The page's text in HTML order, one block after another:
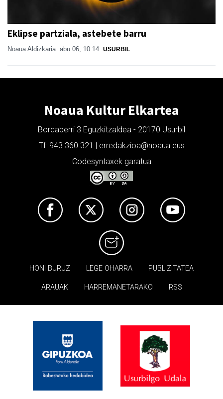
Eklipse partziala, astebete barru
Noaua Aldizkaria abu 06, 10:14 USURBIL
Noaua Kultur Elkartea
Bordaberri 3 Eguzkitzaldea - 20170 Usurbil
Tf: 943 360 321 | erredakzioa@noaua.eus
Codesyntaxek garatua
HONI BURUZ LEGE OHARRA PUBLIZITATEA
ARAUAK HARREMANETARAKO RSS